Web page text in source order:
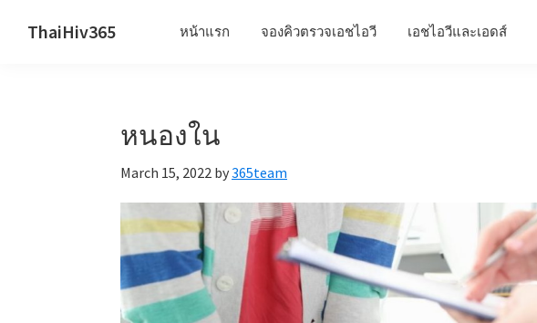
ThaiHiv365 หน้าแรก จองคิวตรวจเอชไอวี เอชไอวีและเอดส์
หนองใน
March 15, 2022 by365team